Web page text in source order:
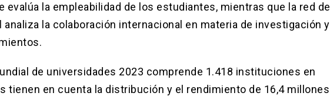
evalúa la empleabilidad de los estudiantes, mientras que la red de
la colaboración internacional en materia de investigación y
de universidades 2023 comprende 1.418 instituciones en
tienen en cuenta la distribución y el rendimiento de 16,4 millones